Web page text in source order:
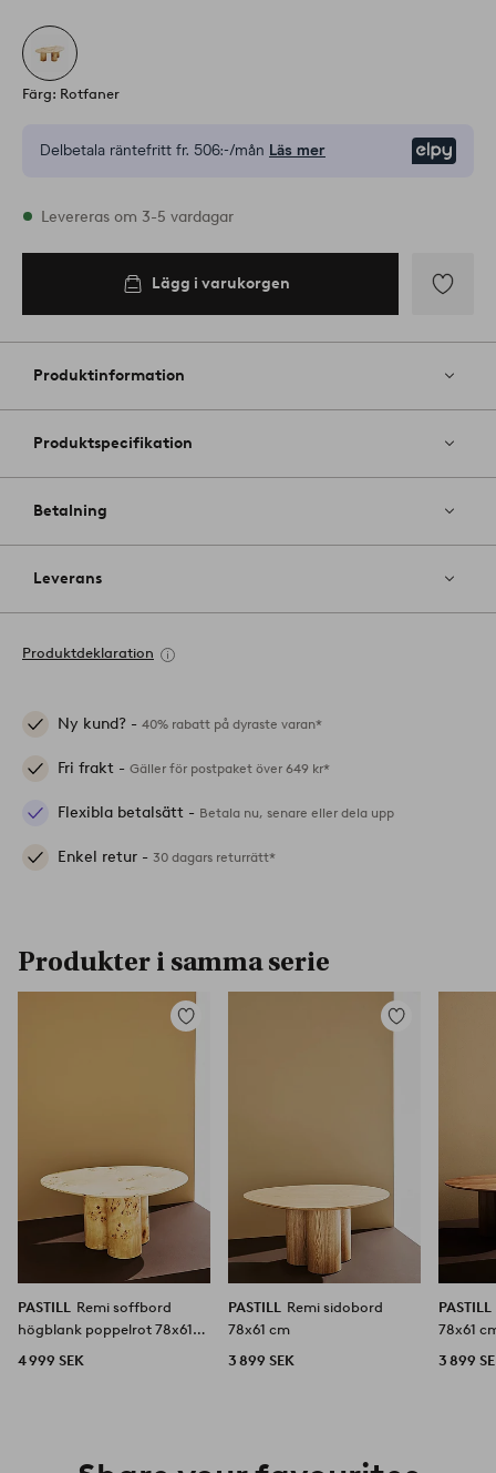
Färg: Rotfaner
Delbetala räntefritt fr. 506:-/mån Läs mer
I lager
Levereras om 3-5 vardagar
Lägg i varukorgen
till
favoriter
Produktinformation
Produktspecifikation
Betalning
Leverans
Produktdeklaration
Ny kund? - 40% rabatt på dyraste varan*
Fri frakt - Gäller för postpaket över 649 kr*
Flexibla betalsätt - Betala nu, senare eller dela upp
Enkel retur - 30 dagars returrätt*
Produkter i samma serie
Lägg
PASTILL
Remi soffbord
högblank poppelrot 78x61
4 999 SEK
Lägg
PASTILL
Remi sidobord
78x61 cm
3 899 SEK
PASTILL
78x61
3 899